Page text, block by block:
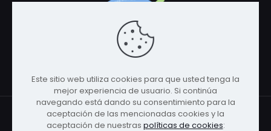
Este sitio web utiliza cookies para que usted tenga la
mejor experiencia de usuario. Si continúa
navegando está dando su consentimiento para la
aceptación de las mencionadas cookies y la
aceptación de nuestras políticas de cookies: